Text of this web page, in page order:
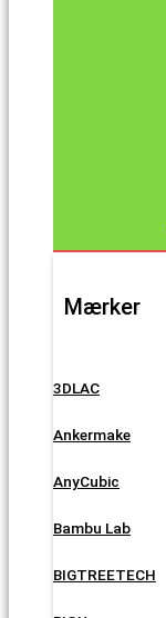
Mærker
3DLAC
Ankermake
AnyCubic
Bambu Lab
BIGTREETECH